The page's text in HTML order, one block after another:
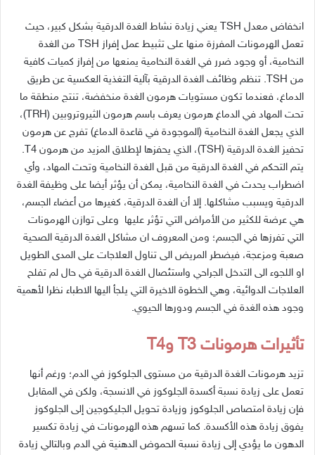
انخفاض معدل يعني زيادة نشاط الغدة الدرقية بشكل كبير، حيث
تعمل الهرمونات المفرزة منها على تثبيط عمل إفراز من الغدة
النخامية، أو وجود ضرر في الغدة النخامية يمنعها من إفراز كميات كافية
من
تنظم وظائف الغدة الدرقية بآلية التغذية العكسية عن طريق
الدماغ، فعندما تكون مستويات هرمون الغدة منخفضة، تنتج منطقة ما
تحت المهاد في الدماغ هرمون يعرف باسم هرمون الثيروتروبين (TRH)
،
الذي يجعل الغدة النخامية (الموجودة في قاعدة الدماغ) تفرج عن هرمون
تحفيز الغـدة الدرقية (TSH) ، الذي يحفزها لإطلاق المزيد من هرمون
يتم التحكم في الغدة الدرقية من قبل الغدة النخامية وتحت المهاد، وأي
اضطراب يحدث في الغدة النخامية، يمكن أن يؤثر أيضا على وظيفة الغدة
الدرقية ويسبب مشاكلها. إلا أن الغدة الدرقية، كغيرها من أعضاء الجسم،
هي عرضة للكثير من الأمراض التي تؤثر عليها وعلى توازن الهرمونات
التي تفرزها في الجسم؛ ومن المعروف ان مشاكل الغدة الدرقية الصحية
صعبة ومزعجة، فيضطر المريض الى تناول العلاجات على المدى الطويل
او اللجوء الى التدخل الجراحي واستئصال الغدة الدرقية في حال لم تفلح
العلاجات الدوائية، وهي الخطوة الاخيرة التي يلجأ اليها الاطباء نظرا لأهمية
وجود هذه الغدة في الجسم ودورها الحيوي.
تأثيرات هرمونات وT4
تزيد هرمونات الغدة الدرقية من مستوى الجلوكوز في الدم؛ ورغم أنها
تعمل على زيادة نسبة أكسدة الجلوكوز في الانسجة، ولكن في المقابل
فإن زيادة امتصاص الجلوكوز وزيادة تحويل الجليكوجين إلى الجلوكوز
يفوق زيادة هذه الأكسدة. كما تسهم هذه الهرمونات في زيادة تكسير
الدهون ما يؤدي إلى زيادة نسبة الحموض الدهنية في الدم وبالتالي زيادة